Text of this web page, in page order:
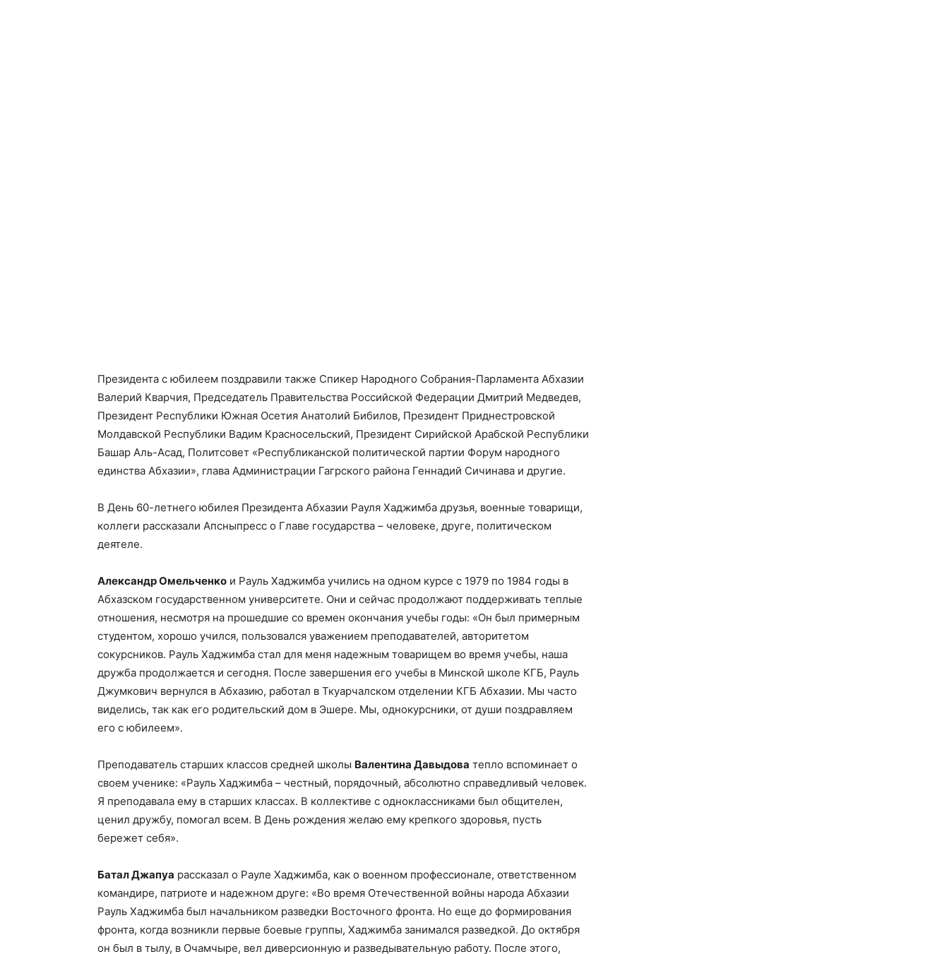
Президента с юбилеем поздравили также Спикер Народного Собрания-Парламента Абхазии
Валерий Кварчия, Председатель Правительства Российской Федерации Дмитрий Медведев,
Президент Республики Южная Осетия Анатолий Бибилов, Президент Приднестровской
Молдавской Республики Вадим Красносельский, Президент Сирийской Арабской Республики
Башар Аль-Асад, Политсовет «Республиканской политической партии Форум народного
единства Абхазии», глава Администрации Гагрского района Геннадий Сичинава и другие.
В День 60-летнего юбилея Президента Абхазии Рауля Хаджимба друзья, военные товарищи,
коллеги рассказали Апсныпресс о Главе государства – человеке, друге, политическом
деятеле.
Александр Омельченко и Рауль Хаджимба учились на одном курсе с 1979 по 1984 годы в
Абхазском государственном университете. Они и сейчас продолжают поддерживать теплые
отношения, несмотря на прошедшие со времен окончания учебы годы: «Он был примерным
студентом, хорошо учился, пользовался уважением преподавателей, авторитетом
сокурсников. Рауль Хаджимба стал для меня надежным товарищем во время учебы, наша
дружба продолжается и сегодня. После завершения его учебы в Минской школе КГБ, Рауль
Джумкович вернулся в Абхазию, работал в Ткуарчалском отделении КГБ Абхазии. Мы часто
виделись, так как его родительский дом в Эшере. Мы, однокурсники, от души поздравляем
его с юбилеем».
Преподаватель старших классов средней школы Валентина Давыдова тепло вспоминает о
своем ученике: «Рауль Хаджимба – честный, порядочный, абсолютно справедливый человек.
Я преподавала ему в старших классах. В коллективе с одноклассниками был общителен,
ценил дружбу, помогал всем. В День рождения желаю ему крепкого здоровья, пусть
бережет себя».
Батал Джапуа рассказал о Рауле Хаджимба, как о военном профессионале, ответственном
командире, патриоте и надежном друге: «Во время Отечественной войны народа Абхазии
Рауль Хаджимба был начальником разведки Восточного фронта. Но еще до формирования
фронта, когда возникли первые боевые группы, Хаджимба занимался разведкой. До октября
он был в тылу, в Очамчыре, вел диверсионную и разведывательную работу. После этого,